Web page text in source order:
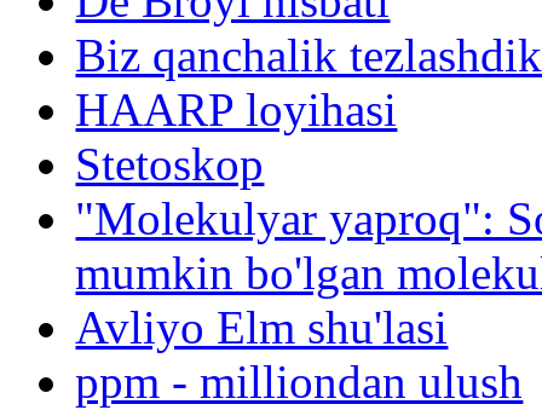
Biz qanchalik
HAARP loyihasi
Stetoskop
"Molekulyar yaproq":
mumkin bo'lgan
Avliyo Elm shu'lasi
ppm - milliondan ulush